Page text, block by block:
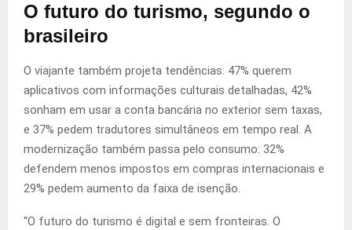
O futuro do turismo, segundo o
brasileiro
O viajante também projeta tendências: 47% querem
aplicativos com informações culturais detalhadas, 42%
sonham em usar a conta bancária no exterior sem taxas,
e 37% pedem tradutores simultâneos em tempo real. A
modernização também passa pelo consumo: 32%
defendem menos impostos em compras internacionais e
29% pedem aumento da faixa de isenção.
“O futuro do turismo é digital e sem fronteiras. O